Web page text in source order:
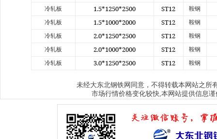
冷轧板
1.5*1250*2500 ST12
鞍钢
冷轧板
1.5*1000*2000 ST12
鞍钢
冷轧板
2.0*1250*2500 ST12
鞍钢
冷轧板
2.0*1000*2000 ST12
鞍钢
冷轧板
3.0*1250*2500 ST12 鞍钢
未经大东北钢铁网 同意，不得转载本网站之所
市场行情价格变化较快,本网站提供信息